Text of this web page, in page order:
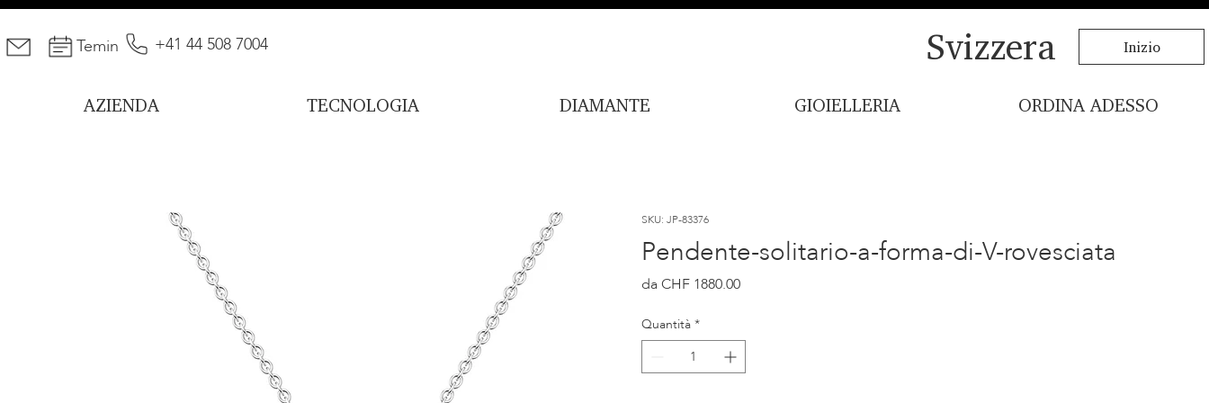
AZIENDA TECNOLOGIA DIAMANTE GIOIELLERIA ORDINA ADESSO
Temin +41 44 508 7004 Inizio
Svizzera
SKU: JP-83376
Pendente-solitario-a-forma-di-V-rovesciata
CHF 1880.00Prezzo
Quantità *